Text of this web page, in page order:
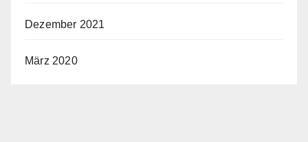
Dezember 2021
März 2020